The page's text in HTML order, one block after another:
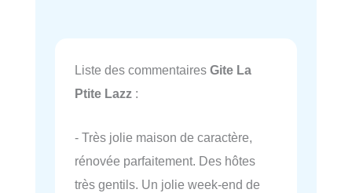
Liste des commentaires Gite La
Ptite Lazz :
- Très jolie maison de caractère,
rénovée parfaitement. Des hôtes
très gentils. Un jolie week-end de